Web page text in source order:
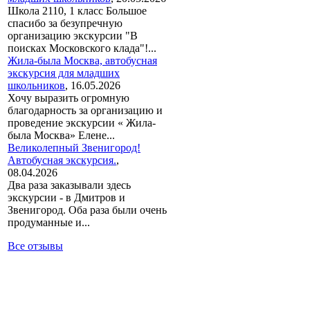
Школа 2110, 1 класс Большое
спасибо за безупречную
организацию экскурсии "В
поисках Московского клада"!...
Жила-была Москва, автобусная
экскурсия для младших
школьников, 16.05.2026
Хочу выразить огромную
благодарность за организацию и
проведение экскурсии « Жила-
была Москва» Елене...
Великолепный Звенигород!
Автобусная экскурсия.,
08.04.2026
Два раза заказывали здесь
экскурсии - в Дмитров и
Звенигород. Оба раза были очень
продуманные и...
Все отзывы